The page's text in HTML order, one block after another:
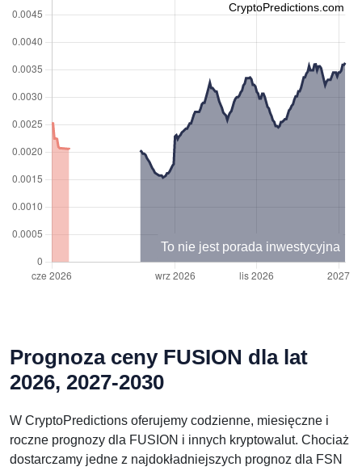
CryptoPredictions.com
To nie jest porada inwestycyjna
Prognoza ceny FUSION dla lat
2026, 2027-2030
W CryptoPredictions oferujemy codzienne, miesięczne i
roczne prognozy dla FUSION i innych kryptowalut. Chociaż
dostarczamy jedne z najdokładniejszych prognoz dla FSN